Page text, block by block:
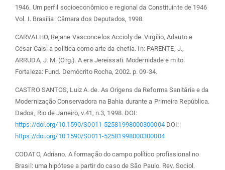
1946. Um perfil socioeconômico e regional da Constituinte de 1946
Vol. I. Brasília: Câmara dos Deputados, 1998.
CARVALHO, Rejane Vasconcelos Accioly de. Virgílio, Adauto e
César Cals: a política como arte da chefia. In: PARENTE, J.,
ARRUDA, J. M. (Org.). A era Jereissati. Modernidade e mito.
Fortaleza: Fund. Demócrito Rocha, 2002. p. 09-34.
CASTRO SANTOS, Luiz A. de. As Origens da Reforma Sanitária e da
Modernização Conservadora na Bahia durante a Primeira República.
Dados, Rio de Janeiro, v.41, n.3, 1998. DOI:
https://doi.org/10.1590/S0011-52581998000300004DOI:
https://doi.org/10.1590/S0011-52581998000300004
CODATO, Adriano. A formação do campo político profissional no
Brasil: uma hipótese a partir do caso de São Paulo. Rev. Sociol.